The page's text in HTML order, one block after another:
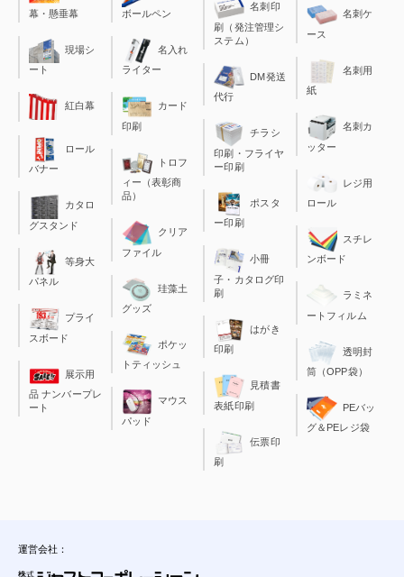
幕・懸垂幕
現場シ
ート
紅白幕
ロール
バナー
カタロ
グスタンド
等身大
パネル
プライ
スボード
展示用
品 ナンバープレ
ート
ボールペン
名入れ
ライター
カード
印刷
トロフ
ィー（表彰商
品）
クリア
ファイル
珪藻土
グッズ
ポケッ
トティッシュ
マウス
パッド
名刺印
刷（発注管理シ
ステム）
DM発送
代行
チラシ
印刷・フライヤ
ー印刷
ポスタ
ー印刷
小冊
子・カタログ印
刷
はがき
印刷
見積書
表紙印刷
伝票印
刷
名刺ケ
ース
名刺用
紙
名刺カ
ッター
レジ用
ロール
スチレ
ンボード
ラミネ
ートフィルム
透明封
筒（OPP袋）
PEバッ
グ＆PEレジ袋
運営会社：